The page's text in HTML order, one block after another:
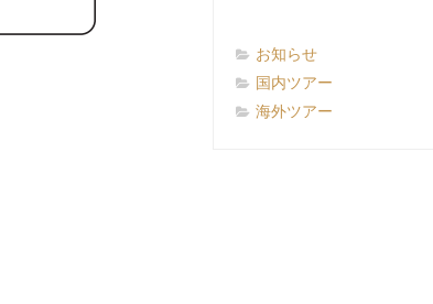
お知らせ
国内ツアー
海外ツアー